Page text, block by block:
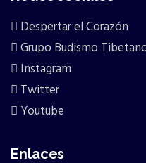
Despertar el Corazón
Grupo Budismo
Instagram
Twitter
Youtube
Enlaces